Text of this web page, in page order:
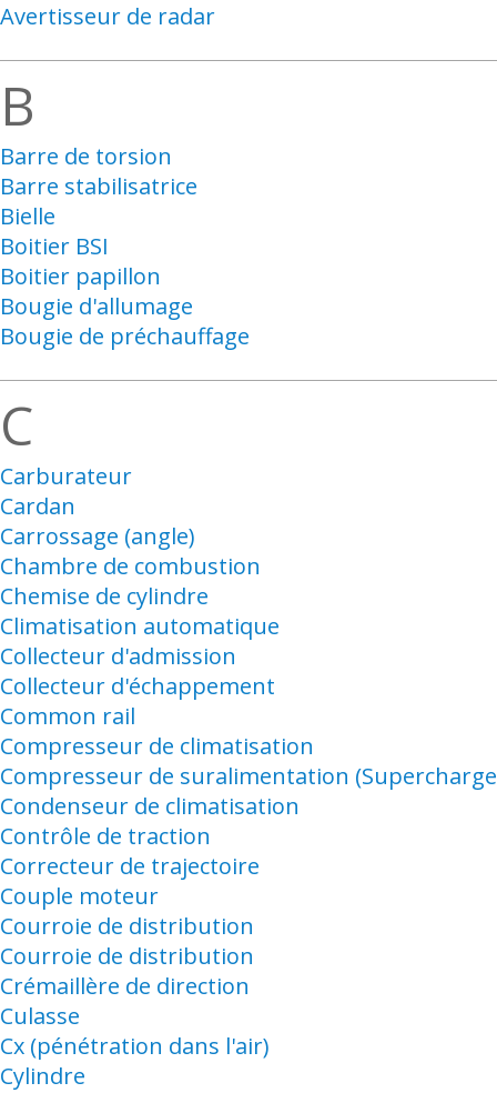
Avertisseur de radar
B
Barre de torsion
Barre stabilisatrice
Bielle
Boitier BSI
Boitier papillon
Bougie d'allumage
Bougie de préchauffage
C
Carburateur
Cardan
Carrossage (angle)
Chambre de combustion
Chemise de cylindre
Climatisation automatique
Collecteur d'admission
Collecteur d'échappement
Common rail
Compresseur de climatisation
Compresseur de suralimentation
Condenseur de climatisation
Contrôle de traction
Correcteur de trajectoire
Couple moteur
Courroie de distribution
Courroie de distribution
Crémaillère de direction
Culasse
Cx (pénétration dans l'air)
Cylindre